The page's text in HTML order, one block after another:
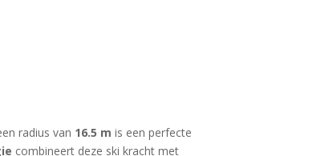
radius van 16.5 m is een perfecte
combineert deze ski kracht met